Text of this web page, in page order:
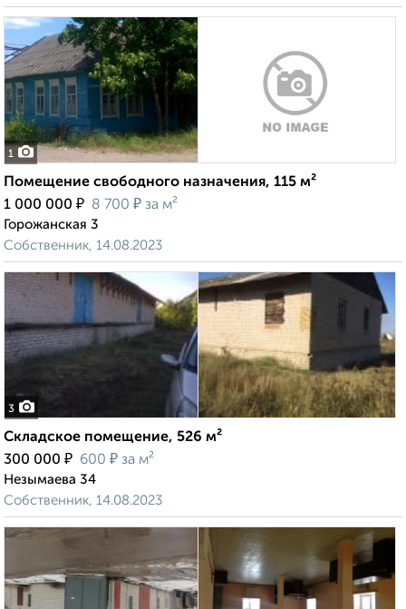
1
Помещение свободного назначения, 115 м²
1 000 000 ₽ 8 700 ₽ за м²
Горожанская 3
Собственник, 14.08.2023
3
Складское помещение, 526 м²
300 000 ₽ 600 ₽ за м²
Незымаева 34
Собственник, 14.08.2023